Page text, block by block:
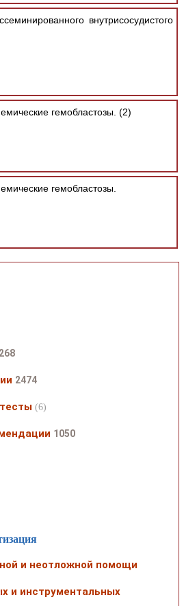
внутрисосудистого
гемобластозы. (2)
гемобластозы.
2474
(6)
1050
и неотложной помощи
и инструментальных